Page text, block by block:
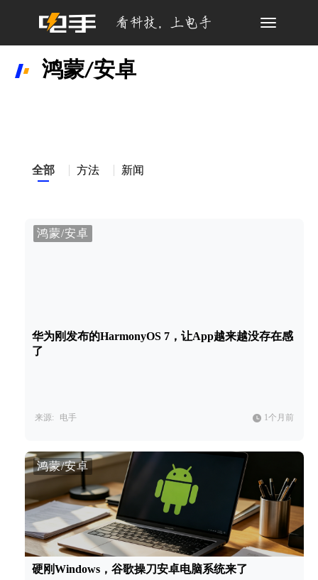
Toggle
鸿蒙/安卓
全部 方法 新闻
鸿蒙/安卓
华为刚发布的HarmonyOS 7，让App越来越没存在感
了
来源: 电手 1个月前
鸿蒙/安卓
硬刚Windows，谷歌操刀安卓电脑系统来了